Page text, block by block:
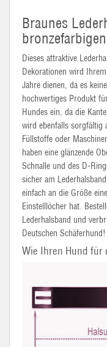
Braunes
Dieses attraktive
Dekorationen wird
Jahre dienen, da es
hochwertiges Produkt
Hundes ein, da die
wird ebenfalls sorgfältig
Füllstoffe oder
haben eine glänzende
Schnalle und des D-
sicher am
einfach an die Größe
Einstelllöcher hat.
Lederhalsband und
Deutschen Schäferhund!
Wie Ihren Hund für